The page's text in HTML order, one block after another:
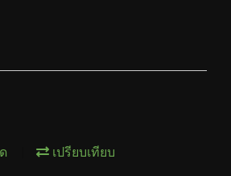
เปรียบเทียบ